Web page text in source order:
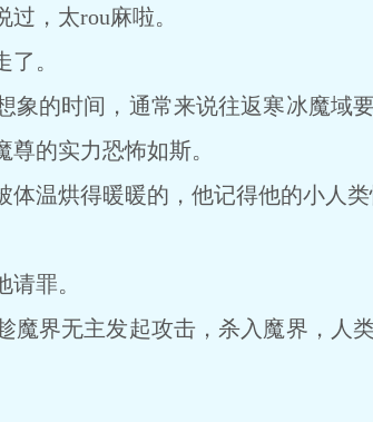
，太rou麻啦。
。
的时间，通常来说往返寒冰魔域
的实力恐怖如斯。
烘得暖暖的，他记得他的小人类
罪。
界无主发起攻击，杀入魔界，人